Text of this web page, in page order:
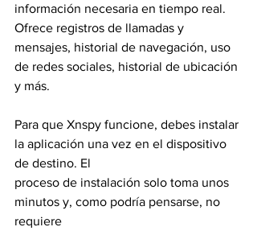
información necesaria en tiempo real.
Ofrece registros de llamadas y
mensajes, historial de navegación, uso
de redes sociales, historial de ubicación
y más.
Para que Xnspy funcione, debes instalar
la aplicación una vez en el dispositivo
de destino. El
proceso de instalación solo toma unos
minutos y, como podría pensarse, no
requiere